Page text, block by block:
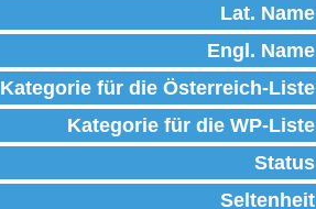
Lat. Name
Engl. Name
Kategorie für die Österreich-Liste
Kategorie für die WP-Liste
Status
Seltenheit